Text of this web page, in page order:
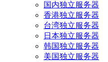
国内独立服务器
香港独立服务器
台湾独立服务器
日本独立服务器
韩国独立服务器
美国独立服务器